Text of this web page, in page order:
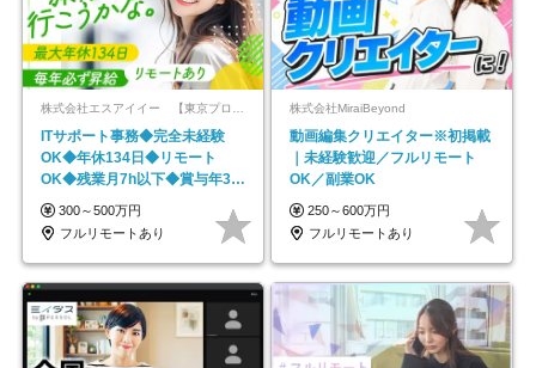
株式会社エスアイイー 【東京プロマーケット上場】
ITサポート事務◆完全未経験
OK◆年休134日◆リモート
OK◆残業月7h以下◆賞与年3回
◆5年目まで必ず昇給
300～500万円
フルリモートあり
株式会社MiraiBeyond
動画編集クリエイター※初掲載
｜未経験歓迎／フルリモート
OK／副業OK
250～600万円
フルリモートあり